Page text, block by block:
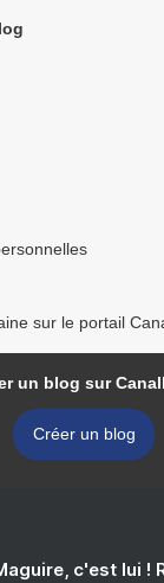
sur le portail
un blog sur
Créer un blog
c'est lui !